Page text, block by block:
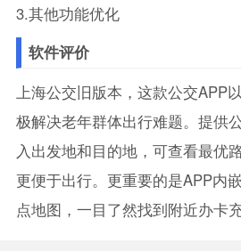
3.其他功能优化
软件评价
上海公交旧版本，这款公交APP
极解决老年群体出行难题。提供
入出发地和目的地，可查看最优
更便于出行。更重要的是APP内
点地图，一目了然找到附近办卡